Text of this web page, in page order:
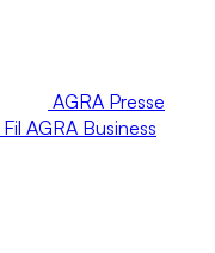
AGRA Presse
Fil AGRA Business